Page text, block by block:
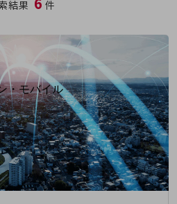
・モバイル
TOP
結果
件